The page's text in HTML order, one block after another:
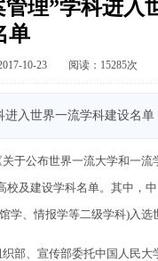
理”学科进入
单
10-23 阅读：15285次
进入世界一流学科建设名单
于公布世界一流大学和一
及建设学科名单。其中，
、情报学等二级学科)入选
、宣传部委托中国人民大